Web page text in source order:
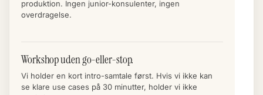
produktion. Ingen junior-konsulenter, ingen
overdragelse.
Workshop uden go-eller-stop.
Vi holder en kort intro-samtale først. Hvis vi ikke kan
se klare use cases på 30 minutter, holder vi ikke